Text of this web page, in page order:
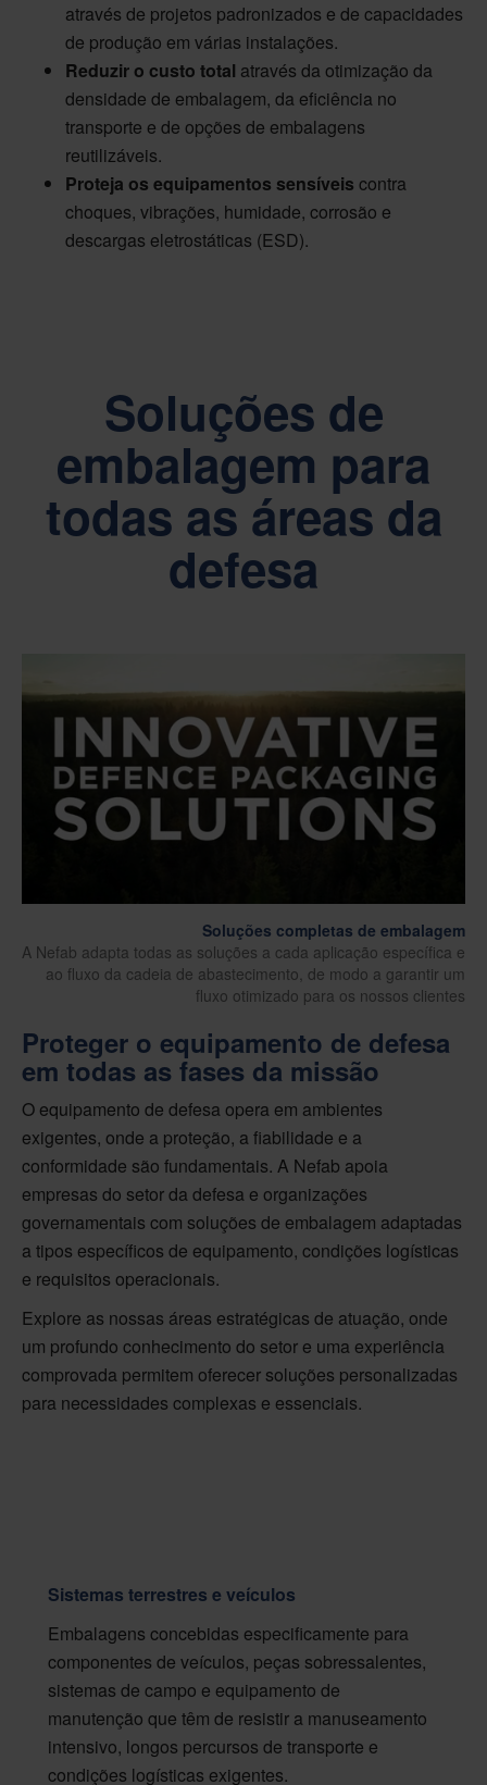
através de projetos padronizados e de capacidades
de produção em várias instalações.
Reduzir o custo total através da otimização da
densidade de embalagem, da eficiência no
transporte e de opções de embalagens
reutilizáveis.
Proteja os equipamentos sensíveis contra
choques, vibrações, humidade, corrosão e
descargas eletrostáticas (ESD).
Soluções de
embalagem para
todas as áreas da
defesa
Soluções completas de embalagem
A Nefab adapta todas as soluções a cada aplicação específica e
ao fluxo da cadeia de abastecimento, de modo a garantir um
fluxo otimizado para os nossos clientes
Proteger o equipamento de defesa
em todas as fases da missão
O equipamento de defesa opera em ambientes
exigentes, onde a proteção, a fiabilidade e a
conformidade são fundamentais. A Nefab apoia
empresas do setor da defesa e organizações
governamentais com soluções de embalagem adaptadas
a tipos específicos de equipamento, condições logísticas
e requisitos operacionais.
Explore as nossas áreas estratégicas de atuação, onde
um profundo conhecimento do setor e uma experiência
comprovada permitem oferecer soluções personalizadas
para necessidades complexas e essenciais.
Sistemas terrestres e veículos
Embalagens concebidas especificamente para
componentes de veículos, peças sobressalentes,
sistemas de campo e equipamento de
manutenção que têm de resistir a manuseamento
intensivo, longos percursos de transporte e
condições logísticas exigentes.